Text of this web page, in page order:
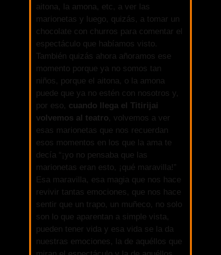
aitona, la amona, etc, a ver las
marionetas y luego, quizás, a tomar un
chocolate con churros para comentar el
espectáculo que habíamos visto.
También quizás ahora añoramos ese
momento porque ya no somos tan
niños, porque el aitona, o la amona
puede que ya no estén con nosotros y,
por eso, cuando llega el Titirijai
volvemos al teatro, volvemos a ver
esas marionetas que nos recuerdan
esos momentos en los que la ama te
decía “¡yo no pensaba que las
marionetas eran esto, ¡qué maravilla!”
Esa maravilla, esa magia que nos hace
revivir tantas emociones, que nos hace
sentir que un trapo, un muñeco, no solo
son lo que aparentan a simple vista,
pueden tener vida y esa vida se la da
nuestras emociones, la de aquéllos que